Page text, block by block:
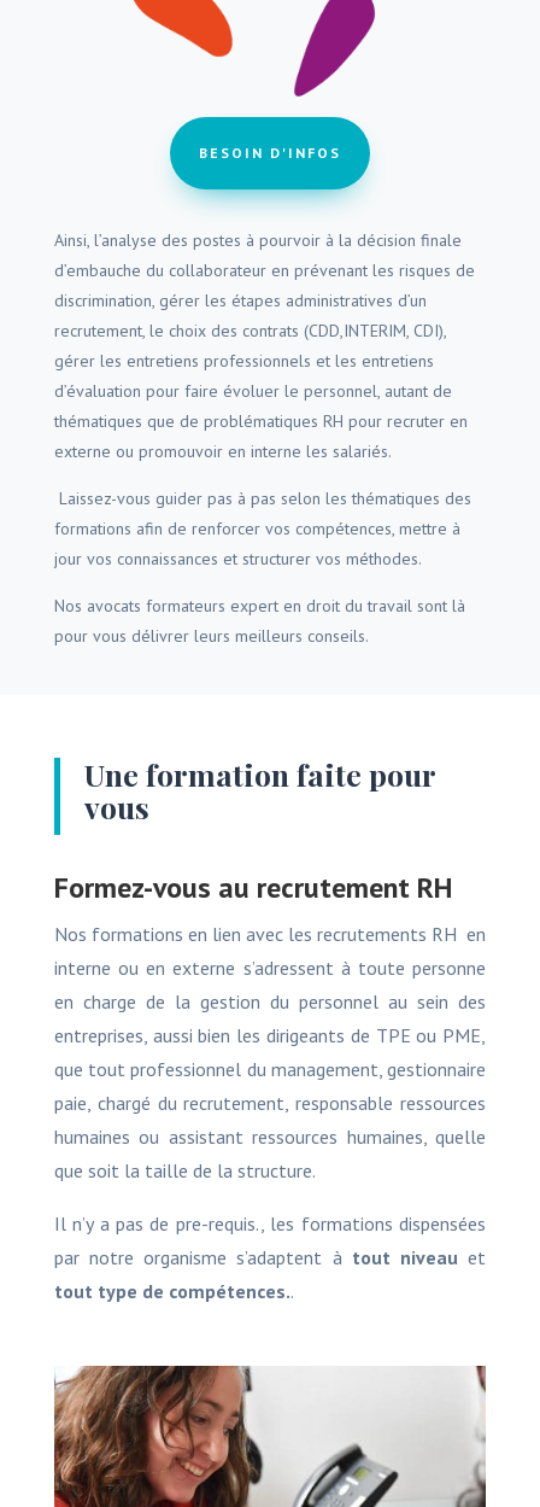
BESOIN D'INFOS
Ainsi, l’analyse des postes à pourvoir à la décision finale
d’embauche du collaborateur en prévenant les risques de
discrimination, gérer les étapes administratives d’un
recrutement, le choix des contrats (CDD,INTERIM, CDI),
gérer les entretiens professionnels et les entretiens
d’évaluation pour faire évoluer le personnel, autant de
thématiques que de problématiques RH pour recruter en
externe ou promouvoir en interne les salariés.
Laissez-vous guider pas à pas selon les thématiques des
formations afin de renforcer vos compétences, mettre à
jour vos connaissances et structurer vos méthodes.
Nos avocats formateurs expert en droit du travail sont là
pour vous délivrer leurs meilleurs conseils.
Une formation faite pour
vous
Formez-vous au recrutement RH
Nos formations en lien avec les recrutements RH en
interne ou en externe s’adressent à toute personne
en charge de la gestion du personnel au sein des
entreprises, aussi bien les dirigeants de TPE ou PME,
que tout professionnel du management, gestionnaire
paie, chargé du recrutement, responsable ressources
humaines ou assistant ressources humaines, quelle
que soit la taille de la structure.
Il n’y a pas de pre-requis., les formations dispensées
par notre organisme s’adaptent à tout niveau et
tout type de compétences..